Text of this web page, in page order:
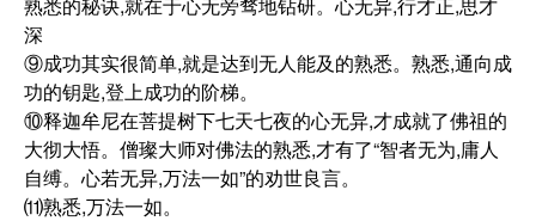
深
⑨成功其实很简单,就是达到无人能及的熟悉。熟悉,通向成
功的钥匙,登上成功的阶梯。
⑩释迦牟尼在菩提树下七天七夜的心无异,才成就了佛祖的
大彻大悟。僧璨大师对佛法的熟悉,才有了“智者无为,庸人
自缚。心若无异,万法一如”的劝世良言。
⑾熟悉,万法一如。